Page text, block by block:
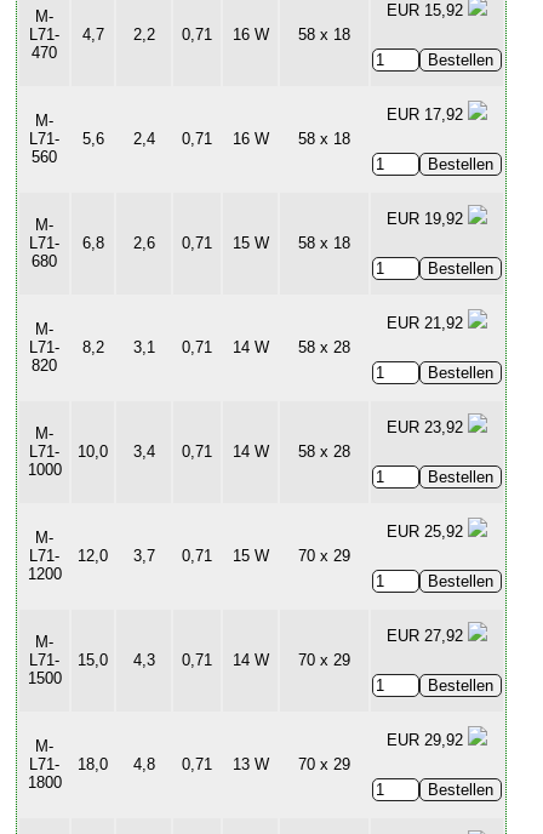
M-
L71-
470
4,7 2,2 0,71 16 W 58 x 18
EUR 15,92
M-
L71-
560
5,6 2,4 0,71 16 W 58 x 18
EUR 17,92
M-
L71-
680
6,8 2,6 0,71 15 W 58 x 18
EUR 19,92
M-
L71-
820
8,2 3,1 0,71 14 W 58 x 28
EUR 21,92
M-
L71-
1000
10,0 3,4 0,71 14 W 58 x 28
EUR 23,92
M-
L71-
1200
12,0 3,7 0,71 15 W 70 x 29
EUR 25,92
M-
L71-
1500
15,0 4,3 0,71 14 W 70 x 29
EUR 27,92
M-
L71-
1800
18,0 4,8 0,71 13 W 70 x 29
EUR 29,92